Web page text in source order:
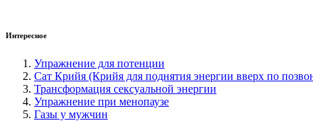
Интересное
Упражнение для потенции
Сат Крийя (Крийя для поднятия энергии вверх по
Трансформация сексуальной энергии
Упражнение при менопаузе
Газы у мужчин